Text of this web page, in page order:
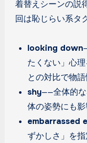
着替えシーンの説
回は恥じらい系タ
looking down
たくない」心理
との対比で物
shy——全体的な
体の姿勢にも
embarrassed
ずかしさ」を指